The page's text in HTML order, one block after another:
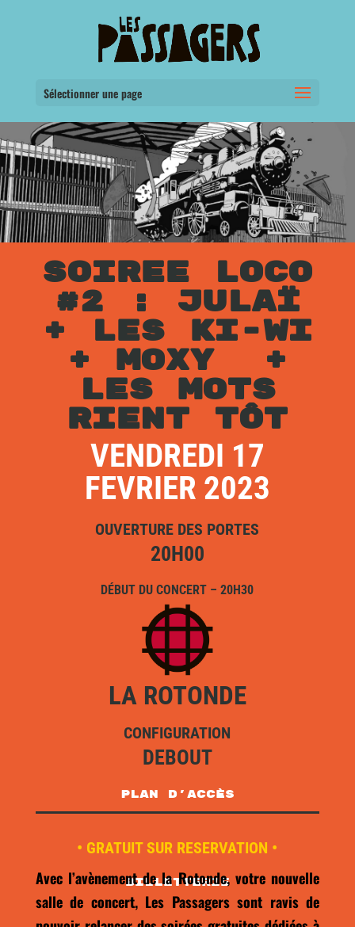
Sélectionner une page
SOIREE LOCO
#2 : JULAÏ
+ LES KI-WI
+ MOXY +
LES MOTS
RIENT TÔT
VENDREDI 17
FEVRIER 2023
OUVERTURE DES PORTES
20H00
DÉBUT DU CONCERT – 20H30
LA ROTONDE
CONFIGURATION
DEBOUT
plan d'accès
• GRATUIT SUR RESERVATION •
Billetterie
Avec l’avènement de la Rotonde, votre nouvelle
salle de concert, Les Passagers sont ravis de